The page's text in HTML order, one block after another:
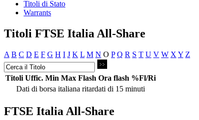
Titoli di Stato
Warrants
Titoli FTSE Italia All-Share
A B C D E F G H I J K L M N O P Q R S T U V W X Y Z
Titoli Uffic. Min Max Flash Ora flash %Fl/Ri
Dati di borsa italiana ritardati di 15 minuti
FTSE Italia All-Share